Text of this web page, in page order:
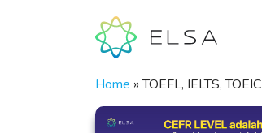
Home »TOEFL, IELTS, TOEIC